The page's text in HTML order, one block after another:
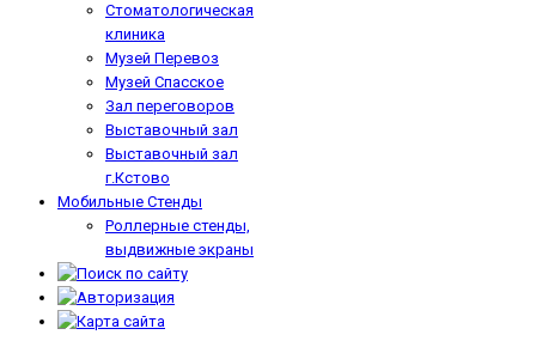
Стоматологическая
клиника
Музей Перевоз
Музей Спасское
Зал переговоров
Выставочный зал
Выставочный зал
г.Кстово
Мобильные Стенды
Роллерные стенды,
выдвижные экраны